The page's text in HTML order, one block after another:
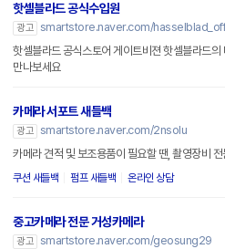
핫셀블라드 공식수입원
광고 smartstore.naver.com/
핫셀블라드 공식스토어 게이트비젼 핫셀블라드의
만나보세요
카메라 서포트 새들백
광고 smartstore.naver.com/2nsolu
카메라 견적 및 보조용품이 필요할 땐, 촬영장비
쿠션 새들백 펌프 새들백 온라인 상담
중고카메라 전문 거성카메라
광고 smartstore.naver.com/geosung29